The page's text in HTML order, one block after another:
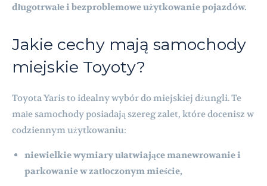
długotrwałe i bezproblemowe użytkowanie pojazdów.
Jakie cechy mają samochody
miejskie Toyoty?
Toyota Yaris to idealny wybór do miejskiej dżungli. Te
małe samochody posiadają szereg zalet, które docenisz w
codziennym użytkowaniu:
niewielkie wymiary ułatwiające manewrowanie i
parkowanie w zatłoczonym mieście,